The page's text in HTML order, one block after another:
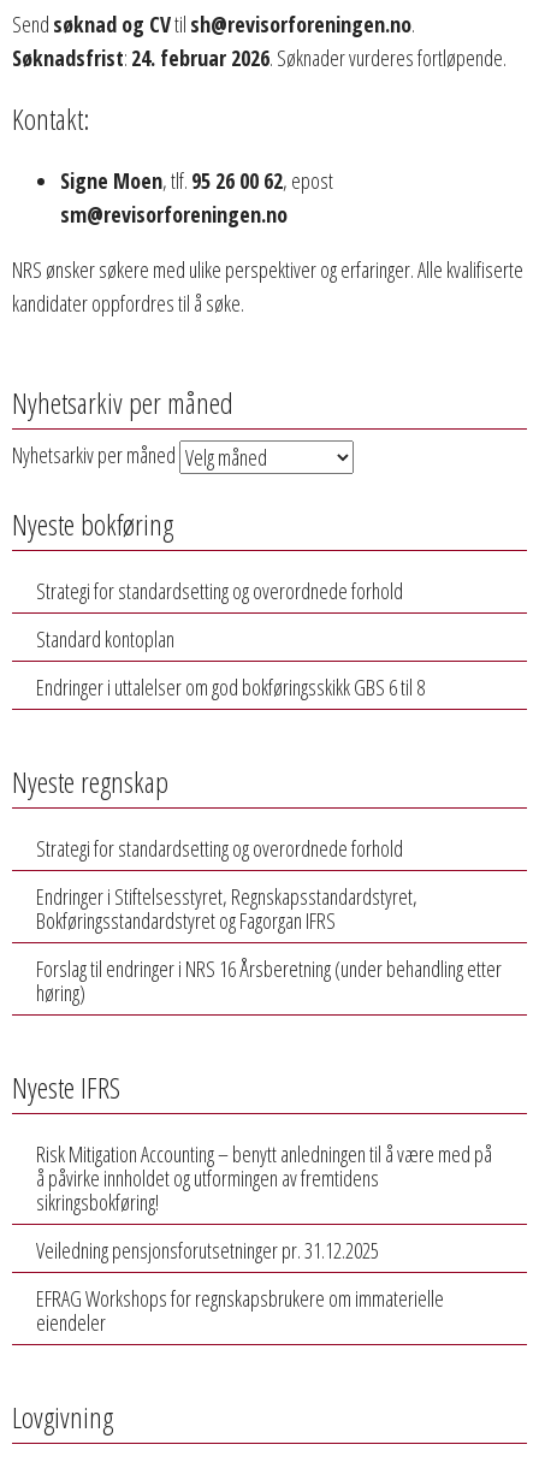
Send søknad og CVtil sh@revisorforeningen.no.
Søknadsfrist: 24. februar 2026. Søknader vurderes fortløpende.
Kontakt:
Signe Moen, tlf. 95 26 00 62, epost
sm@revisorforeningen.no
NRS ønsker søkere med ulike perspektiver og erfaringer. Alle kvalifiserte
kandidater oppfordres til å søke.
Nyhetsarkiv per måned
Nyhetsarkiv per måned
Nyeste bokføring
Strategi for standardsetting og overordnede forhold
Standard kontoplan
Endringer i uttalelser om god bokføringsskikk GBS 6 til 8
Nyeste regnskap
Strategi for standardsetting og overordnede forhold
Endringer i Stiftelsesstyret, Regnskapsstandardstyret,
Bokføringsstandardstyret og Fagorgan IFRS
Forslag til endringer i NRS 16 Årsberetning (under behandling etter
høring)
Nyeste IFRS
Risk Mitigation Accounting – benytt anledningen til å være med på
å påvirke innholdet og utformingen av fremtidens
sikringsbokføring!
Veiledning pensjonsforutsetninger pr. 31.12.2025
EFRAG Workshops for regnskapsbrukere om immaterielle
eiendeler
Lovgivning